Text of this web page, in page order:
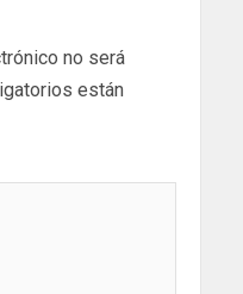
no será
están